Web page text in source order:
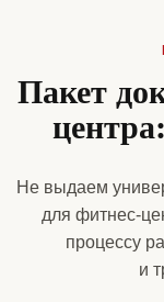
Пакет
Не выдаем
для фитнес-
процессу
и